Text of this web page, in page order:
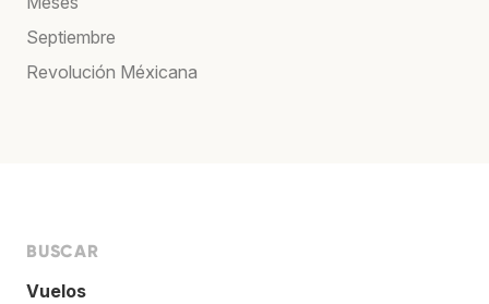
Septiembre
Revolución Méxicana
BUSCAR
Vuelos